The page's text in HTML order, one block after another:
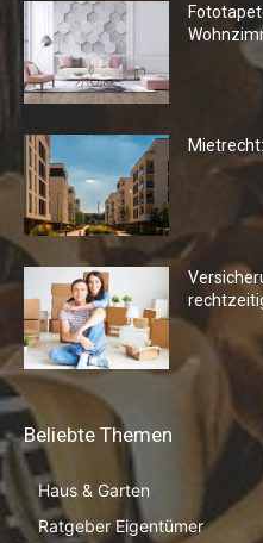
Beliebte Themen
Haus & Garten
Ratgeber Eigentümer